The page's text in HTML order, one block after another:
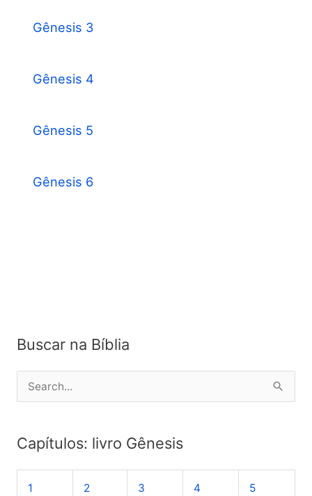
Gênesis 3
Gênesis 4
Gênesis 5
Gênesis 6
Buscar na Bíblia
e
q
u
Capítulos: livro Gênesis
1 2 3 4 5